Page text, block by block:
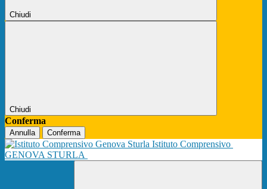
Chiudi
Chiudi
Conferma
Annulla Conferma
Istituto Comprensivo
GENOVA STURLA